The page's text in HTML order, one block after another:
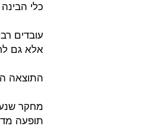
כלי
עובדים
אלא גם
התוצאה
מחקר